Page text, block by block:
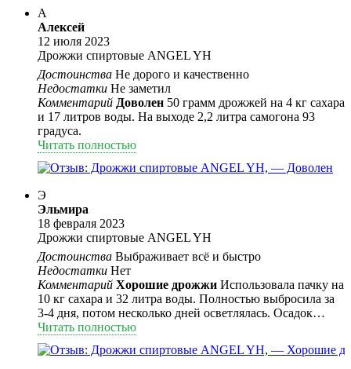
А
Алексей
12 июля 2023
Дрожжи спиртовые ANGEL YH
Достоинства Не дорого и качественно
Недостатки Не заметил
Комментарий Доволен 50 грамм дрожжей на 4 кг сахара
и 17 литров воды. На выходе 2,2 литра самогона 93
градуса.
Читать полностью
Э
Эльмира
18 февраля 2023
Дрожжи спиртовые ANGEL YH
Достоинства Выбраживает всё и быстро
Недостатки Нет
Комментарий Хорошие дрожжи Использовала пачку на
10 кг сахара и 32 литра воды. Полностью выбросила за
3-4 дня, потом несколько дней осветлялась. Осадок
плотный, удобно сливать. Из 10 кг сахара получилось 11
литров 42 градусного Сэма.
Читать полностью